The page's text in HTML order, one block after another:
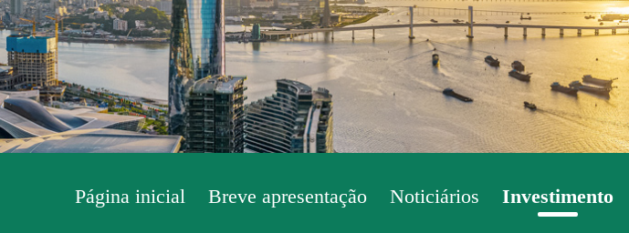
Página inicial Breve apresentação Noticiários Investimento